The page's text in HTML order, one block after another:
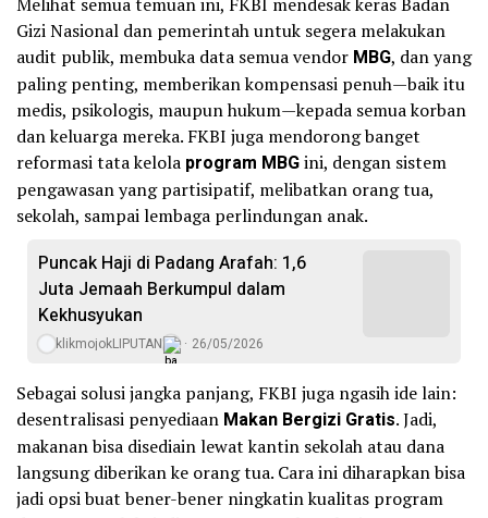
Gizi Nasional dan pemerintah untuk segera melakukan
audit publik, membuka data semua vendor MBG, dan yang
paling penting, memberikan kompensasi penuh—baik itu
medis, psikologis, maupun hukum—kepada semua korban
dan keluarga mereka. FKBI juga mendorong banget
reformasi tata kelola program MBGini, dengan sistem
pengawasan yang partisipatif, melibatkan orang tua,
sekolah, sampai lembaga perlindungan anak.
Puncak Haji di Padang Arafah: 1,6
Juta Jemaah Berkumpul dalam
Kekhusyukan
klikmojokLIPUTAN 26/05/2026
Sebagai solusi jangka panjang, FKBI juga ngasih ide lain:
desentralisasi penyediaan Makan Bergizi Gratis. Jadi,
makanan bisa disediain lewat kantin sekolah atau dana
langsung diberikan ke orang tua. Cara ini diharapkan bisa
jadi opsi buat bener-bener ningkatin kualitas program